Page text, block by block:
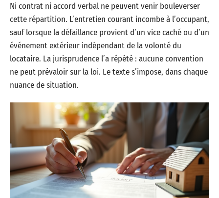
Ni contrat ni accord verbal ne peuvent venir bouleverser
cette répartition. L’entretien courant incombe à l’occupant,
sauf lorsque la défaillance provient d’un vice caché ou d’un
événement extérieur indépendant de la volonté du
locataire. La jurisprudence l’a répété : aucune convention
ne peut prévaloir sur la loi. Le texte s’impose, dans chaque
nuance de situation.